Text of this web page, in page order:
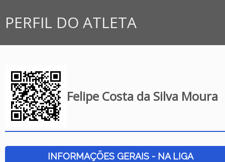
PERFIL DO ATLETA
Felipe Costa da Silva Moura
INFORMAÇÕES GERAIS - NA LIGA